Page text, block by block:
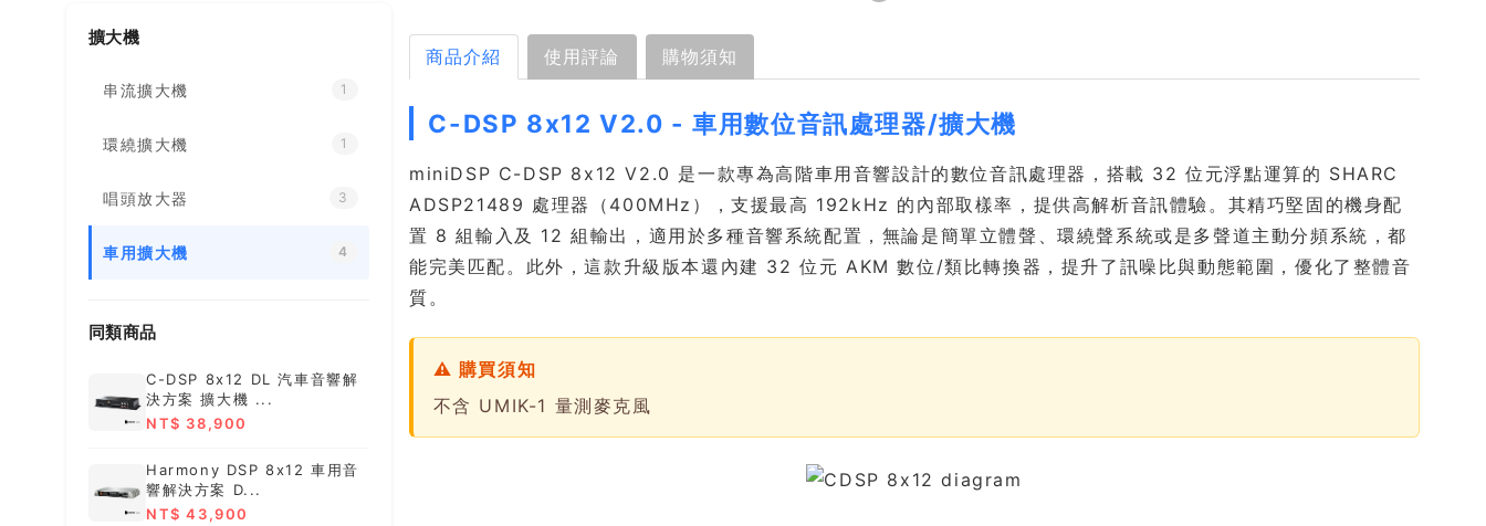
擴大機
串流擴大機 1
環繞擴大機 1
唱頭放大器 3
車用擴大機 4
同類商品
C-DSP 8x12 DL 汽車音響解
決方案 擴大機 ...
NT$ 38,900
Harmony DSP 8x12 車用音
響解決方案 D...
NT$ 43,900
商品介紹 使用評論 購物須知
C-DSP 8x12 V2.0 - 車用數位音訊處理器/擴大機
miniDSP C-DSP 8x12 V2.0 是一款專為高階車用音響設計的數位音訊處理器，搭載 32 位元浮點運算的 SHARC
ADSP21489 處理器（400MHz），支援最高 192kHz 的內部取樣率，提供高解析音訊體驗。其精巧堅固的機身配
置 8 組輸入及 12 組輸出，適用於多種音響系統配置，無論是簡單立體聲、環繞聲系統或是多聲道主動分頻系統，都
能完美匹配。此外，這款升級版本還內建 32 位元 AKM 數位/類比轉換器，提升了訊噪比與動態範圍，優化了整體音
質。
⚠ 購買須知
不含 UMIK-1 量測麥克風